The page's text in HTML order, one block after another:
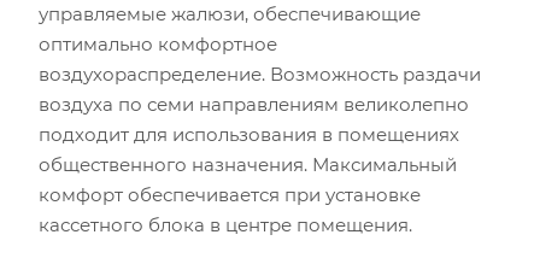
управляемые жалюзи, обеспечивающие
оптимально комфортное
воздухораспределение. Возможность раздачи
воздуха по семи направлениям великолепно
подходит для использования в помещениях
общественного назначения. Максимальный
комфорт обеспечивается при установке
кассетного блока в центре помещения.